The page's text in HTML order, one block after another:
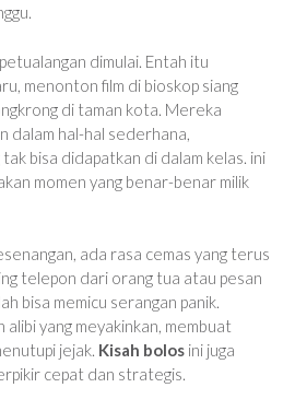
dimulai. Entah itu
menonton film di bioskop siang
di taman kota. Mereka
dalam hal-hal sederhana,
bisa didapatkan di dalam kelas. ini
momen yang benar-benar milik
ada rasa cemas yang terus
telepon dari orang tua atau pesan
bisa memicu serangan panik.
yang meyakinkan, membuat
jejak. Kisah bolos ini juga
cepat dan strategis.